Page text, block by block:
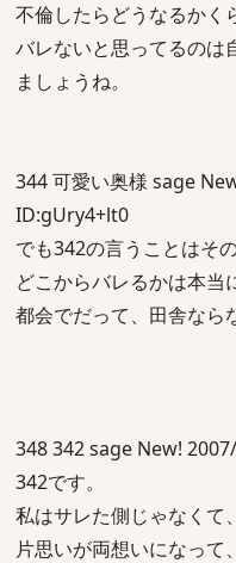
不倫したらどうなるかく
バレないと思ってるのは
ましょうね。
344 可愛い奥様 sage
ID:gUry4+lt0
でも342の言うことはそ
どこからバレるかは本当
都会でだって、田舎なら
348 342 sage New!
342です。
私はサレた側じゃなくて
片思いが両想いになって